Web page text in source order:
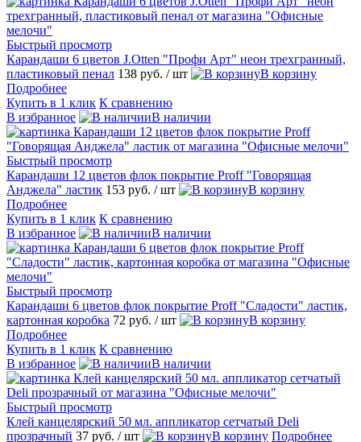
Быстрый просмотр
Карандаши 6 цветов J.Otten "Профи Арт" неон трехгранный,
пластиковый пенал 138 руб. / шт
В корзину
Подробнее
Купить в 1 клик К сравнению
В избранное
В наличии
Быстрый просмотр
Карандаши 12 цветов флок покрытие Proff "Говорящая
Анджела" ластик 153 руб. / шт
В корзину
Подробнее
Купить в 1 клик К сравнению
В избранное
В наличии
Быстрый просмотр
Карандаши 6 цветов флок покрытие Proff "Сладости" ластик,
картонная коробка 72 руб. / шт
В корзину
Подробнее
Купить в 1 клик К сравнению
В избранное
В наличии
Быстрый просмотр
Клей канцелярский 50 мл. аппликатор сетчатый Deli
прозрачный 37 руб. / шт В корзину Подробнее